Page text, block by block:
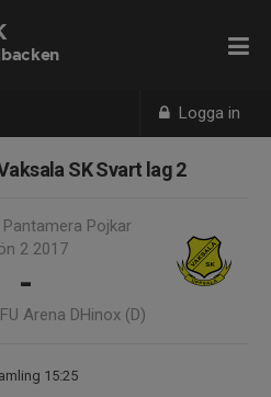
Logga in
SK Svart lag 2
Pojkar
2 2017
-
Arena DHinox (D)
15:25